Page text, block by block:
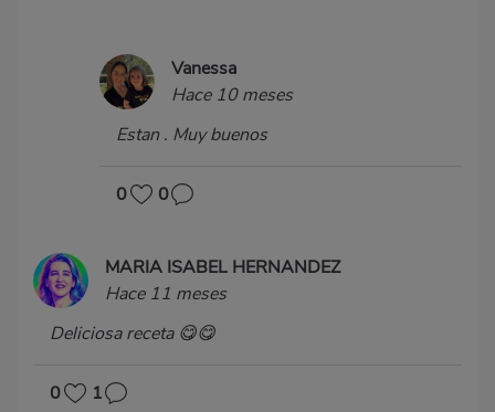
Vanessa
Hace 10 meses
Estan . Muy buenos
0 0
MARIA ISABEL HERNANDEZ
Hace 11 meses
Deliciosa receta 😋😋
0 1